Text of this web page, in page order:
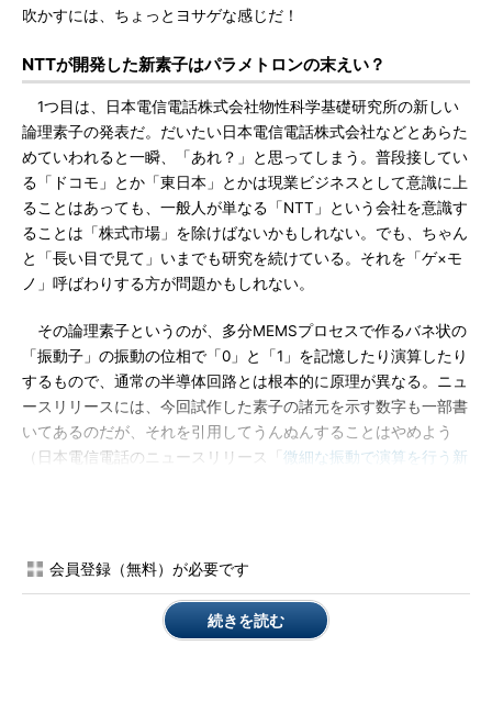
吹かすには、ちょっとヨサゲな感じだ！
NTTが開発した新素子はパラメトロンの末えい？
1つ目は、日本電信電話株式会社物性科学基礎研究所の新しい
論理素子の発表だ。だいたい日本電信電話株式会社などとあらた
めていわれると一瞬、「あれ？」と思ってしまう。普段接してい
る「ドコモ」とか「東日本」とかは現業ビジネスとして意識に上
ることはあっても、一般人が単なる「NTT」という会社を意識す
ることは「株式市場」を除けばないかもしれない。でも、ちゃん
と「長い目で見て」いまでも研究を続けている。それを「ゲ×モ
ノ」呼ばわりする方が問題かもしれない。
その論理素子というのが、多分MEMSプロセスで作るバネ状の
「振動子」の振動の位相で「0」と「1」を記憶したり演算したり
するもので、通常の半導体回路とは根本的に原理が異なる。ニュ
ースリリースには、今回試作した素子の諸元を示す数字も一部書
いてあるのだが、それを引用してうんぬんすることはやめよう
（日本電信電話のニュースリリース「 微細な振動で演算を行う新
作することを現物で確かめた、という点をもってその先の可能
性、例えば「超低消費電力」とかを「想像力」を持って期待でき
るか、という段階だと思う。4半期ごとの業績に「うんうん」と
いっているような会社では、話の相手にもならない段階かもしれ
会員登録（無料）が必要です
続きを読む